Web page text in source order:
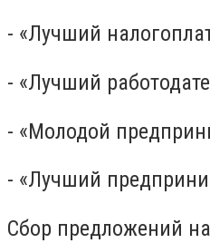
- «Лучший
- «Лучший
- «Молодой
- «Лучший
Сбор предложений